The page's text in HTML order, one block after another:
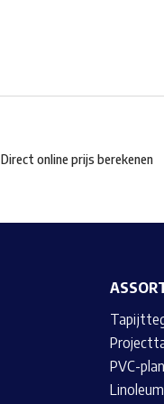
Direct online prijs berekenen
PVC-
Linoleum